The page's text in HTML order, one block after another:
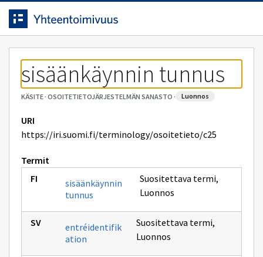
Siirrytty
sivulle
Siirry suoraan sisältöön.
sisäänkäynnin tunnus
KÄSITE· OSOITETIETOJÄRJESTELMÄN SANASTO · luonnos
URI
https://iri.suomi.fi/terminology/osoitetieto/c25
Termit
sisäänkäynnin
tunnus
Suositettava termi,
Luonnos
entréidentifik
ation
Suositettava termi,
Luonnos